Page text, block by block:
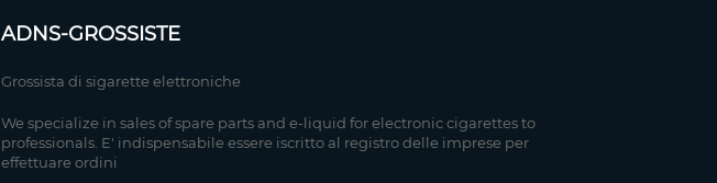
ADNS-GROSSISTE
Grossista di sigarette elettroniche
We specialize in sales of spare parts and e-liquid for electronic cigarettes to
professionals. E' indispensabile essere iscritto al registro delle imprese per
effettuare ordini